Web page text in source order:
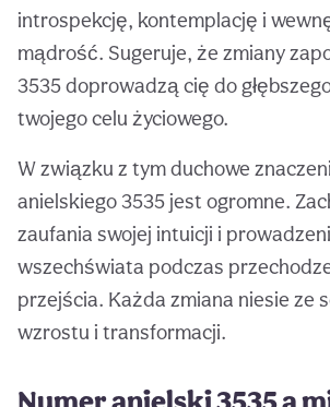
introspekcję, kontemplację i
mądrość. Sugeruje, że zmiany
3535 doprowadzą cię do
twojego celu życiowego.
W związku z tym duchowe
anielskiego 3535 jest ogromne.
zaufania swojej intuicji i
wszechświata podczas
przejścia. Każda zmiana niesie ze
wzrostu i transformacji.